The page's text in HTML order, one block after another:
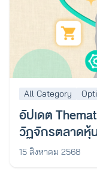
All Category
อัปเดต
วัฏจักรตลาดหุ้
15 สิงหาคม 2568